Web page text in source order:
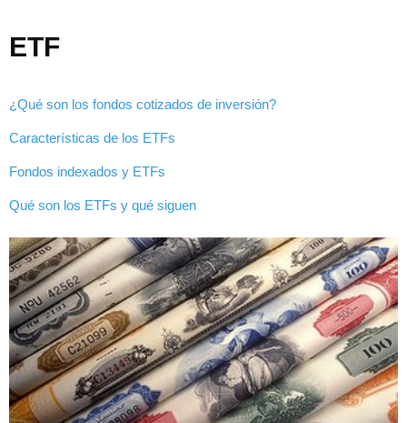
ETF
¿Qué son los fondos cotizados de inversión?
Características de los ETFs
Fondos indexados y ETFs
Qué son los ETFs y qué siguen